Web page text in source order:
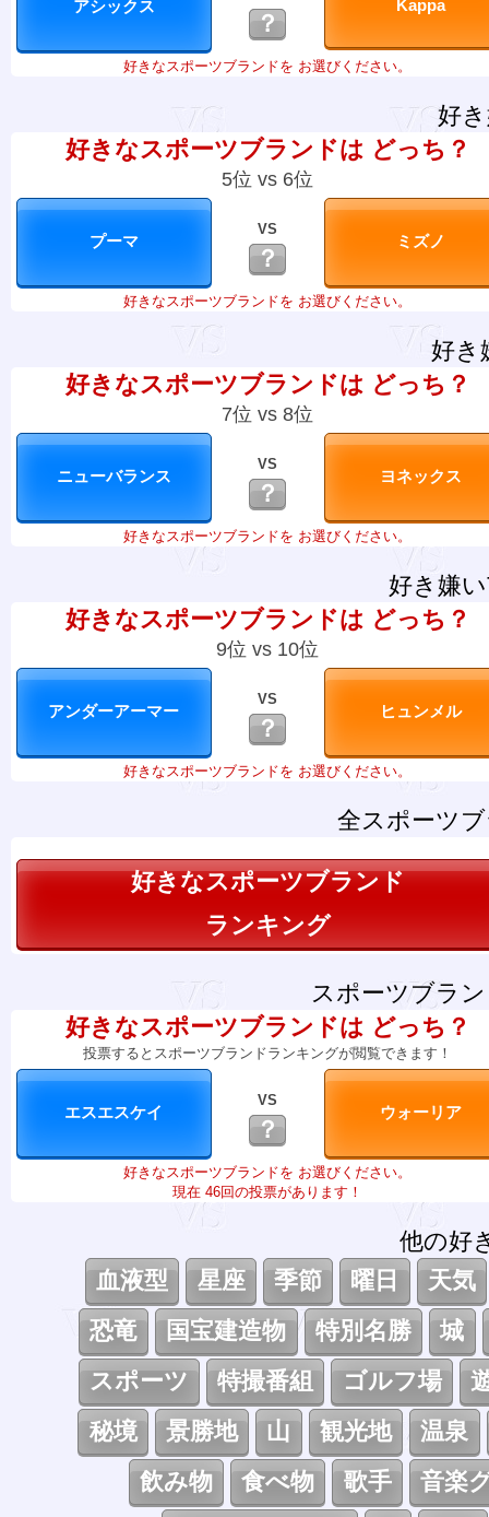
？
好きなスポーツブランドを お選びください。
好
好きなスポーツブランドは どっち？
5位 vs 6位
VS
？
好きなスポーツブランドを お選びください。
好き
好きなスポーツブランドは どっち？
7位 vs 8位
VS
？
好きなスポーツブランドを お選びください。
好き嫌
好きなスポーツブランドは どっち？
9位 vs 10位
VS
？
好きなスポーツブランドを お選びください。
全スポーツ
好きなスポーツブランド
ランキング
スポーツブラ
好きなスポーツブランドは どっち？
投票するとスポーツブランドランキングが閲覧できます！
VS
？
好きなスポーツブランドを お選びください。
現在 46回の投票があります！
他の好
血液型
星座 季節 曜日
天気
恐竜
国宝建造物 特別名勝
城
スポーツ
特撮番組 ゴルフ場
秘境
景勝地 山 観光地
温泉
飲み物
食べ物 歌手
音楽